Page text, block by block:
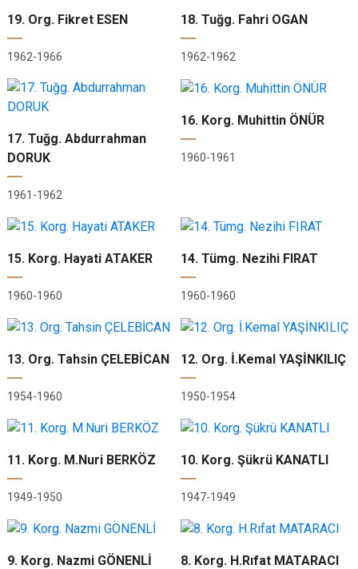
19. Org. Fikret ESEN
1962-1966
18. Tuğg. Fahri OGAN
1962-1962
17. Tuğg. Abdurrahman
DORUK
1961-1962
16. Korg. Muhittin ÖNÜR
1960-1961
15. Korg. Hayati ATAKER
1960-1960
14. Tümg. Nezihi FIRAT
1960-1960
13. Org. Tahsin ÇELEBİCAN
1954-1960
12. Org. İ.Kemal YAŞİNKILIÇ
1950-1954
11. Korg. M.Nuri BERKÖZ
1949-1950
10. Korg. Şükrü KANATLI
1947-1949
9. Korg. Nazmi GÖNENLİ 8. Korg. H.Rıfat MATARACI